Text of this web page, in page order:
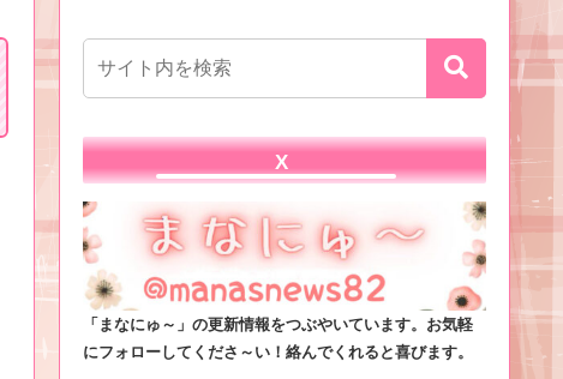
X
「まなにゅ～」の更新情報をつぶやいています。お気軽
にフォローしてくださ～い！絡んでくれると喜びます。